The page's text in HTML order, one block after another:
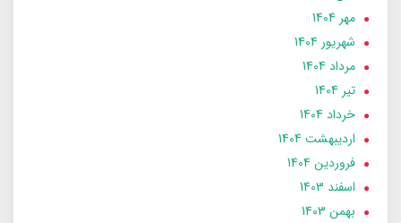
مهر 1404
شهریور 1404
مرداد 1404
تير 1404
خرداد 1404
ارديبهشت 1404
فروردین 1404
اسفند 1403
بهمن 1403